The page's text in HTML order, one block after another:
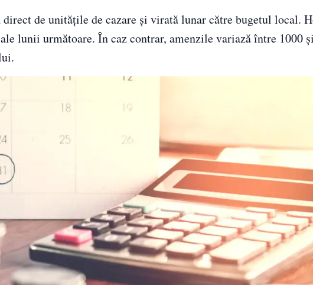
direct de unitățile de cazare și virată lunar către bugetul local.
lunii următoare. În caz contrar, amenzile variază între 1000